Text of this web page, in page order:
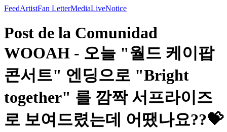
FeedArtistFan LetterMediaLiveNotice
Post de la Comunidad
WOOAH - 오늘 "월드 케이팝
콘서트" 엔딩으로 "Bright
together" 를 깜짝 서프라이즈
로 보여드렸는데 어땠나요??💝